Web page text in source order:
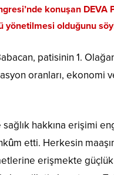
konuşan
yönetilmesi olduğunu
patisinin 1.
oranları, ekonomi
sağlık hakkına erişimi
etti. Herkesin
erişmekte